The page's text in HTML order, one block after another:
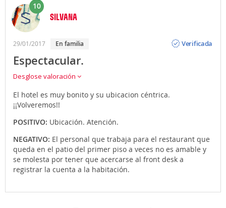
10
SILVANA
29/01/2017 en familia
Verificada
Espectacular.
Desglose valoración
El hotel es muy bonito y su ubicacion céntrica.
¡¡Volveremos!!
POSITIVO: Ubicación. Atención.
NEGATIVO: El personal que trabaja para el restaurant que
queda en el patio del primer piso a veces no es amable y
se molesta por tener que acercarse al front desk a
registrar la cuenta a la habitación.